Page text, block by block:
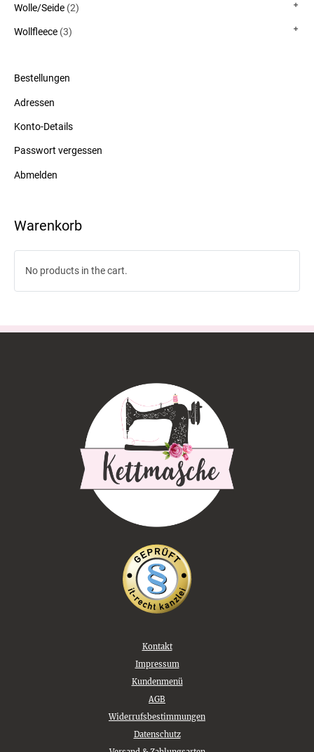
Wolle/Seide (2)
Wollfleece (3)
Bestellungen
Adressen
Konto-Details
Passwort vergessen
Abmelden
Warenkorb
No products in the cart.
Kontakt
Impressum
Kundenmenü
AGB
Widerrufsbestimmungen
Datenschutz